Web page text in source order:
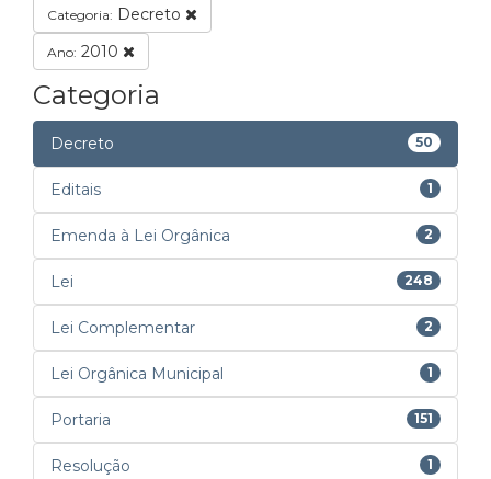
Categoria: Decreto
Ano: 2010
Categoria
Decreto 50
Editais 1
Emenda à Lei Orgânica 2
Lei 248
Lei Complementar 2
Lei Orgânica Municipal 1
Portaria 151
Resolução 1